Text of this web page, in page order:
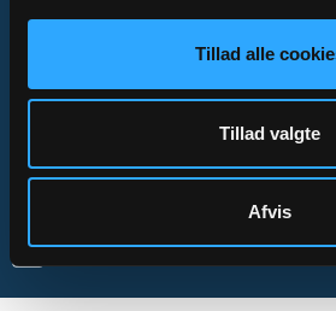
Tillad alle
Tillad valgte
Afvis
Tilgængelighedserklæring
Privatlivs- og cookiepolitik
Sogn.dk/admin